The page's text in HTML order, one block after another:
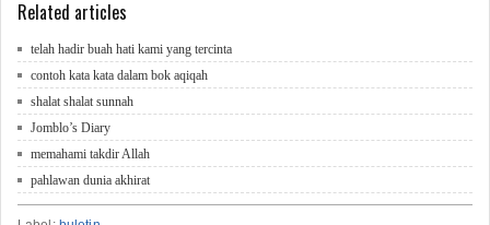
Related articles
telah hadir buah hati kami yang tercinta
contoh kata kata dalam bok aqiqah
shalat shalat sunnah
Jomblo’s Diary
memahami takdir Allah
pahlawan dunia akhirat